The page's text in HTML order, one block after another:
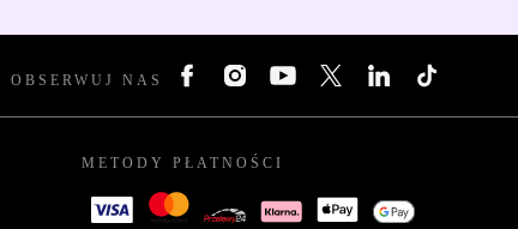
OBSERWUJ NAS
METODY PŁATNOŚCI